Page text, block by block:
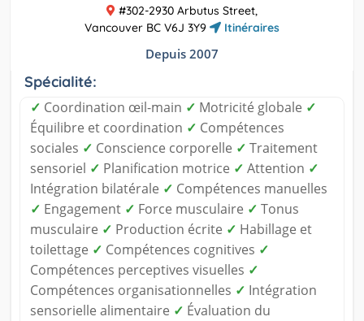
#302-2930 Arbutus Street,
Vancouver BC V6J 3Y9
Itinéraires
Depuis 2007
Spécialité:
✓ Coordination œil-main ✓ Motricité globale ✓
Équilibre et coordination ✓ Compétences
sociales ✓ Conscience corporelle ✓ Traitement
sensoriel ✓ Planification motrice ✓ Attention ✓
Intégration bilatérale ✓ Compétences manuelles
✓ Engagement ✓ Force musculaire ✓ Tonus
musculaire ✓ Production écrite ✓ Habillage et
toilettage ✓ Compétences cognitives ✓
Compétences perceptives visuelles ✓
Compétences organisationnelles ✓ Intégration
sensorielle alimentaire ✓ Évaluation du